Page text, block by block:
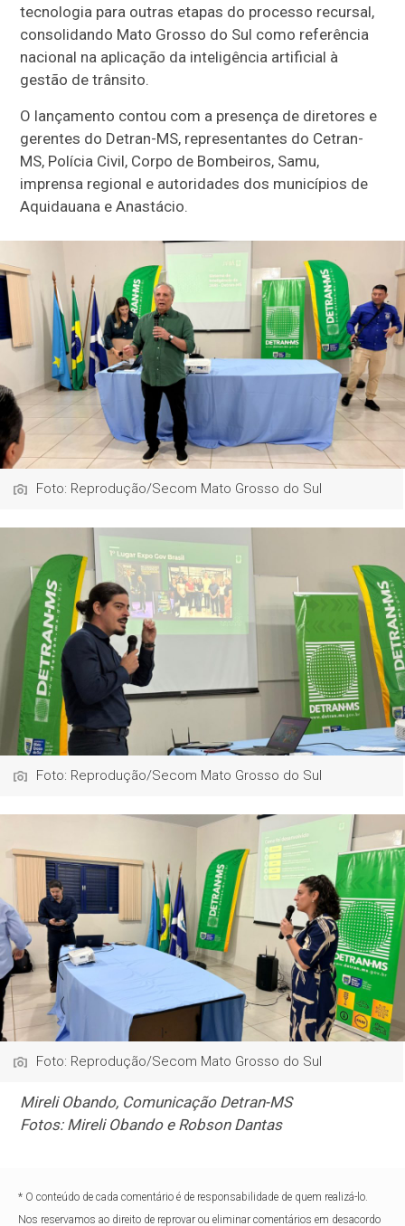
tecnologia para outras etapas do processo recursal,
consolidando Mato Grosso do Sul como referência
nacional na aplicação da inteligência artificial à
gestão de trânsito.
O lançamento contou com a presença de diretores e
gerentes do Detran-MS, representantes do Cetran-
MS, Polícia Civil, Corpo de Bombeiros, Samu,
imprensa regional e autoridades dos municípios de
Aquidauana e Anastácio.
Foto: Reprodução/Secom Mato Grosso do Sul
Foto: Reprodução/Secom Mato Grosso do Sul
Foto: Reprodução/Secom Mato Grosso do Sul
Mireli Obando, Comunicação Detran-MS
Fotos: Mireli Obando e Robson Dantas
* O conteúdo de cada comentário é de responsabilidade de quem realizá-lo.
Nos reservamos ao direito de reprovar ou eliminar comentários em desacordo